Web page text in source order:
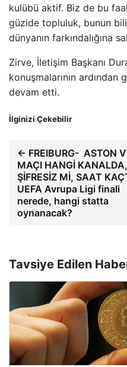
kulübü aktif. Biz de bu
güzide topluluk, bunun
dünyanın farkındalığına
Zirve, İletişim Başkanı
konuşmalarının
devam etti.
İlginizi Çekebilir
← FREIBURG- ASTON
MAÇI HANGİ KANALDA,
ŞİFRESİZ Mİ, SAAT
UEFA Avrupa Ligi finali
nerede, hangi statta
oynanacak?
Tavsiye Edilen